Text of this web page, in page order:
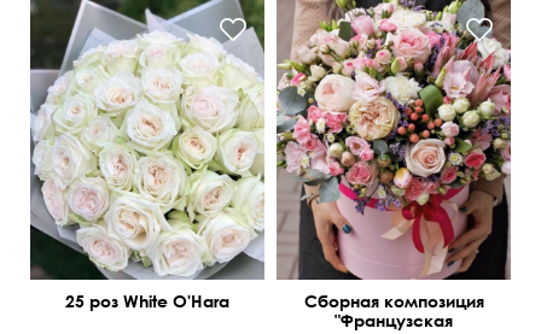
Крупный махровый бутон
25 роз White O'Hara
Протея King, эвкалипт
Беби блу, пионная роза,
лимониум
Сборная композиция
"Французская